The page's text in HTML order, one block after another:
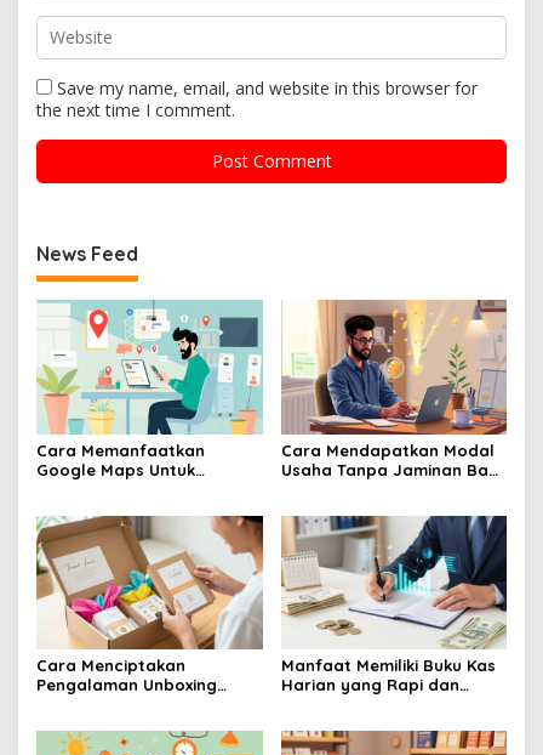
Save my name, email, and website in this browser for
the next time I comment.
News Feed
Cara Memanfaatkan
Google Maps Untuk
Cara Mendapatkan Modal
Usaha Tanpa Jaminan Bagi
Cara Menciptakan
Pengalaman Unboxing
UMKM
Manfaat Memiliki Buku Kas
Harian yang Rapi dan